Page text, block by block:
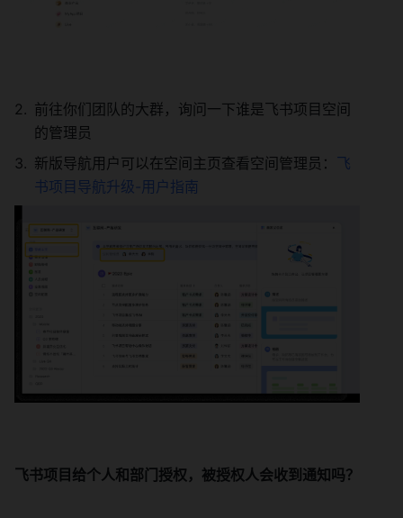
前往你们团队的大群，询问一下谁是飞书项目空间
的管理员
新版导航用户可以在空间主页查看空间管理员： 飞
书项目导航升级-用户指南